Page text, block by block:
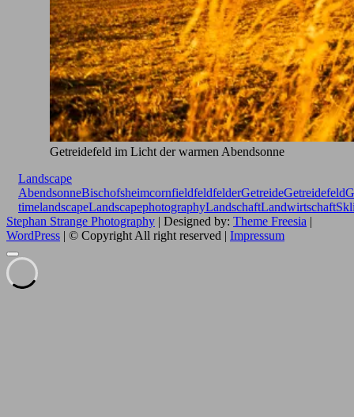
Getreidefeld im Licht der warmen Abendsonne
Landscape
AbendsonneBischofsheimcornfieldfeldfelderGetreideGetreidefeld
timelandscapeLandscapephotographyLandschaftLandwirtschaft
Stephan Strange Photography | Designed by: Theme Freesia |
WordPress | © Copyright All right reserved | Impressum